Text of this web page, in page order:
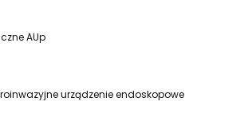
AUp
urządzenie endoskopowe